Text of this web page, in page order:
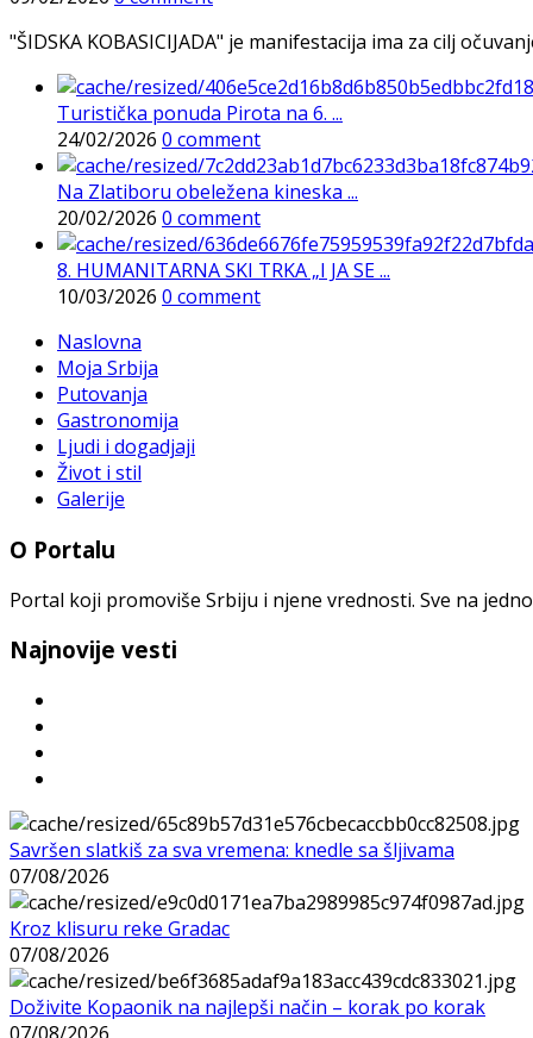
"ŠIDSKA KOBASICIJADA" je manifestacija ima za cilj
Turistička ponuda Pirota na 6. ...
24/02/2026 0 comment
Na Zlatiboru obeležena kineska ...
20/02/2026 0 comment
8. HUMANITARNA SKI TRKA „I JA SE ...
10/03/2026 0 comment
Naslovna
Moja Srbija
Putovanja
Gastronomija
Ljudi i dogadjaji
Život i stil
Galerije
O Portalu
Portal koji promoviše Srbiju i njene vrednosti. Sve na
Najnovije vesti
Savršen slatkiš za sva vremena: knedle sa šljivama
07/08/2026
Kroz klisuru reke Gradac
07/08/2026
Doživite Kopaonik na najlepši način – korak po korak